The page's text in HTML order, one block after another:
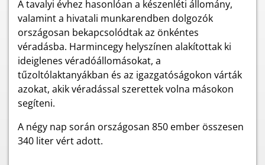
A tavalyi évhez hasonlóan a készenléti állomány,
valamint a hivatali munkarendben dolgozók
országosan bekapcsolódtak az önkéntes
véradásba. Harmincegy helyszínen alakítottak ki
ideiglenes véradóállomásokat, a
tűzoltólaktanyákban és az igazgatóságokon várták
azokat, akik véradással szerettek volna másokon
segíteni.
A négy nap során országosan 850 ember összesen
340 liter vért adott.